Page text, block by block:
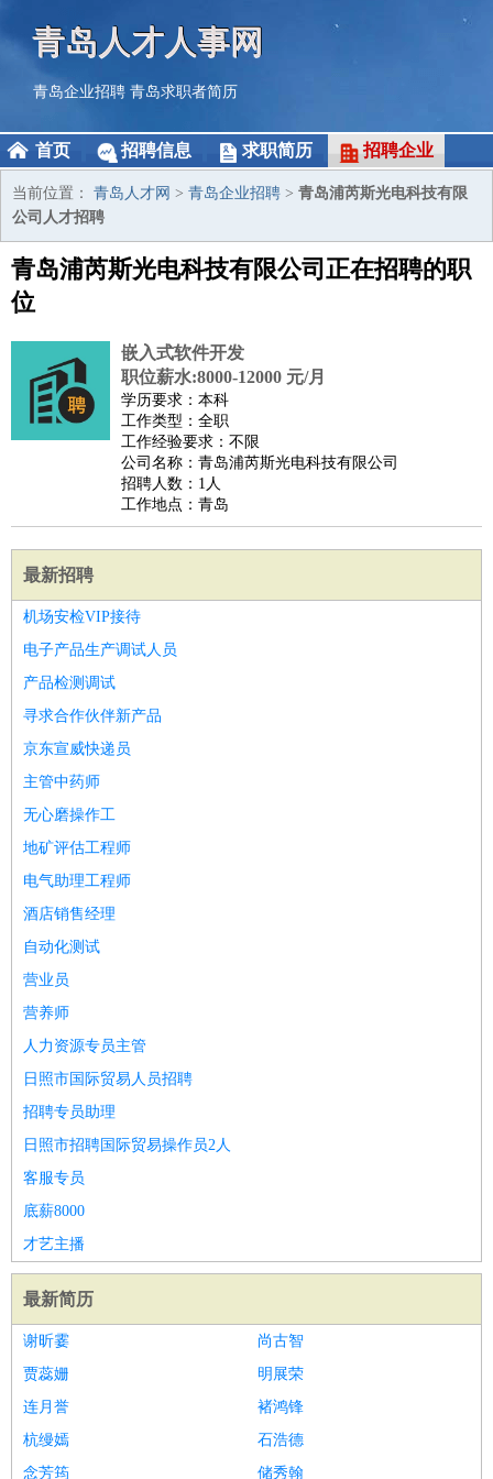
青岛人才人事网
青岛企业招聘 青岛求职者简历
首页 招聘信息 求职简历 招聘企业
当前位置： 青岛人才网 > 青岛企业招聘 > 青岛浦芮斯光电科技有限
公司人才招聘
青岛浦芮斯光电科技有限公司正在招聘的职
位
嵌入式软件开发
职位薪水:8000-12000 元/月
学历要求：本科
工作类型：全职
工作经验要求：不限
公司名称：青岛浦芮斯光电科技有限公司
招聘人数：1人
工作地点：青岛
最新招聘
机场安检VIP接待
电子产品生产调试人员
产品检测调试
寻求合作伙伴新产品
京东宣威快递员
主管中药师
无心磨操作工
地矿评估工程师
电气助理工程师
酒店销售经理
自动化测试
营业员
营养师
人力资源专员主管
日照市国际贸易人员招聘
招聘专员助理
日照市招聘国际贸易操作员2人
客服专员
底薪8000
才艺主播
最新简历
谢昕霎
尚古智
贾蕊姗
明展荣
连月誉
褚鸿锋
杭缦嫣
石浩德
念芳筠
储秀翰